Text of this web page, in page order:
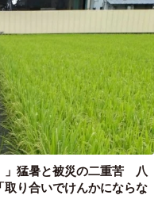
」猛暑と被災の二重苦 八
り合いでけんかにならな